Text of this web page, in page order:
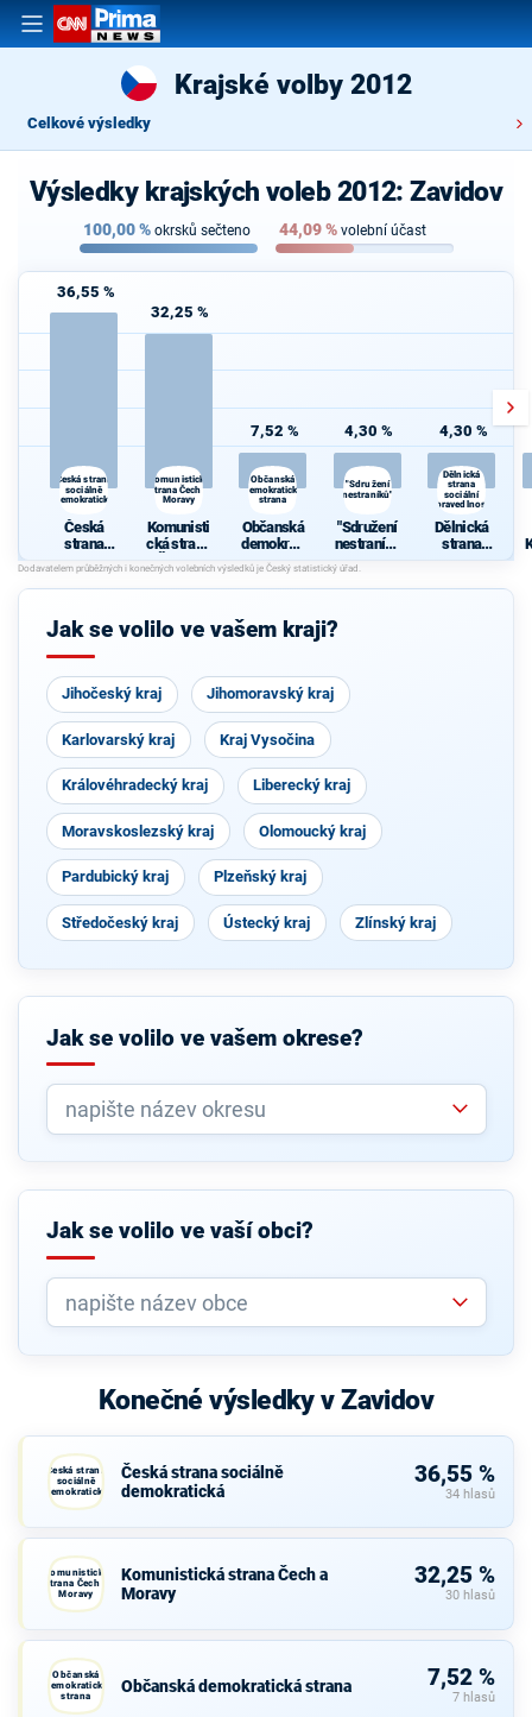
Krajské volby 2012
Celkové výsledky
Výsledky krajských voleb 2012: Zavidov
100,00% okrsků sečteno 44,09% volební účast
36,55 %
Česká strana
sociálně
demokratická
Česká
strana
sociálně
demokrati
cká
32,25 %
Komunistická
strana Čech a
Moravy
Komunisti
cká strana
Čech a
Moravy
7,52 %
Občanská
demokratická
strana
Občanská
demokrati
cká strana
4,30 %
"Sdružení
nestraníků"
"Sdružení
nestraníků
4,30 %
Dělnická
strana
sociální
spravedlnosti
Dělnická
strana
sociální
osti
Jak se volilo ve vašem kraji?
Jihočeský kraj Jihomoravský kraj
Karlovarský kraj Kraj Vysočina
Královéhradecký kraj Liberecký kraj
Moravskoslezský kraj Olomoucký kraj
Pardubický kraj Plzeňský kraj
Středočeský kraj Ústecký kraj Zlínský kraj
Jak se volilo ve vašem okrese?
Jak se volilo ve vaší obci?
Konečné výsledky v Zavidov
Česká strana
sociálně
demokratická
Česká strana sociálně
demokratická
36,55 %
34 hlasů
Komunistická
strana Čech a
Moravy
Komunistická strana Čech a
Moravy
32,25 %
30 hlasů
Občanská
demokratická
strana
Občanská demokratická strana 7,52 %
7 hlasů